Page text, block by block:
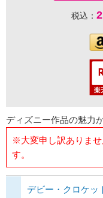
税込：
ディズニー作品の魅力
※大変申し訳ありませ
す。
デビー・クロケッ